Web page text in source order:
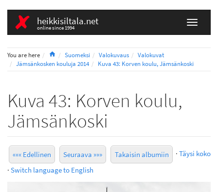
heikkisiltala.net
online since 1994
You are here HomeSuomeksi Valokuvaus
Valokuvat
Jämsänkosken kouluja 2014
Kuva 43: Korven koulu, Jämsänkoski
Kuva 43: Korven koulu,
Jämsänkoski
««« Edellinen Seuraava »»» Takaisin albumiin · Täysi koko
· Switch language to English